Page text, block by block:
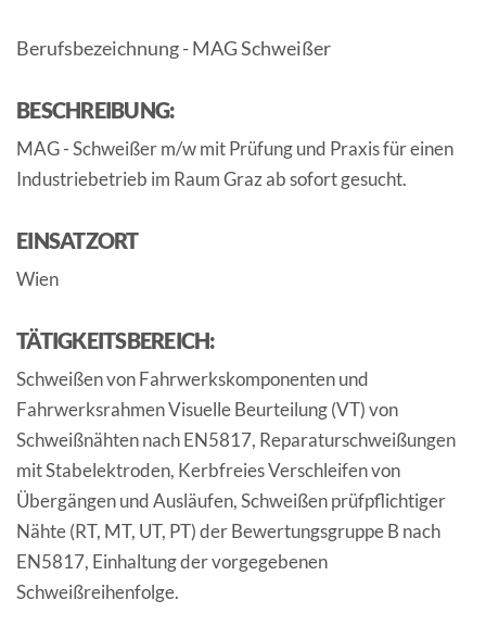
Berufsbezeichnung - MAG Schweißer
BESCHREIBUNG:
MAG - Schweißer m/w mit Prüfung und Praxis für einen
Industriebetrieb im Raum Graz ab sofort gesucht.
EINSATZORT
Wien
TÄTIGKEITSBEREICH:
Schweißen von Fahrwerkskomponenten und
Fahrwerksrahmen Visuelle Beurteilung (VT) von
Schweißnähten nach EN5817, Reparaturschweißungen
mit Stabelektroden, Kerbfreies Verschleifen von
Übergängen und Ausläufen, Schweißen prüfpflichtiger
Nähte (RT, MT, UT, PT) der Bewertungsgruppe B nach
EN5817, Einhaltung der vorgegebenen
Schweißreihenfolge.